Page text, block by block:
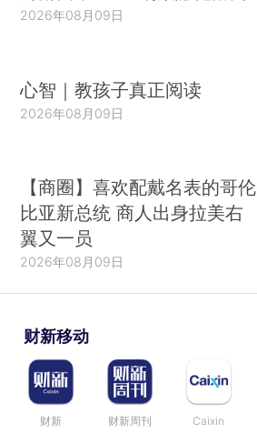
2026年08月09日
心智｜教孩子真正阅读
2026年08月09日
【商圈】喜欢配戴名表的哥伦
比亚新总统 商人出身拉美右
翼又一员
2026年08月09日
财新移动
财新 财新周刊 Caixin